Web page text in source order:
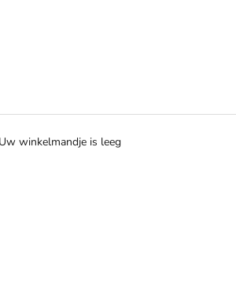
Uw winkelmandje is leeg
FW26